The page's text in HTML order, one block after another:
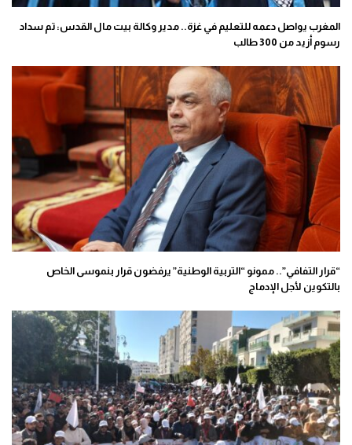
المغرب يواصل دعمه للتعليم في غزة.. مدير وكالة بيت مال القدس: تم سداد
رسوم أزيد من 300 طالب
“قرار التفافي”.. ممونو “التربية الوطنية” يرفضون قرار بنموسى الخاص
بالتكوين لأجل الإدماج